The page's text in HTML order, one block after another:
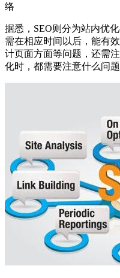
络
据悉，SEO则分为站内优
需在相应时间以后，能有
计页面方面等问题，还需
化时，都需要注意什么问